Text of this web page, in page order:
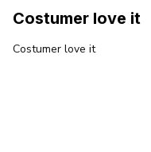
Costumer love it
Costumer love it